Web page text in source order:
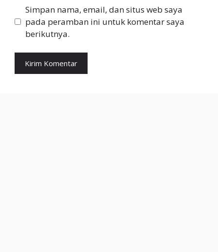
Simpan nama, email, dan situs web saya
pada peramban ini untuk komentar saya
berikutnya.